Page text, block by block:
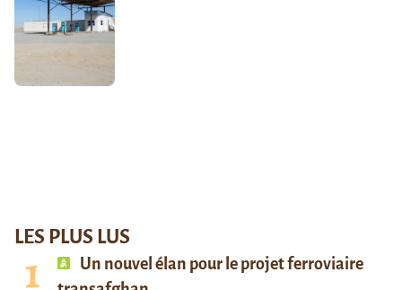
LES PLUS LUS
Un nouvel élan pour le projet ferroviaire